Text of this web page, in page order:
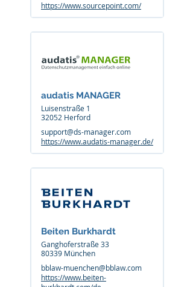
https://www.sourcepoint.com/
audatis MANAGER
Luisenstraße 1
32052 Herford
support@ds-manager.com
https://www.audatis-manager.de/
Beiten Burkhardt
Ganghoferstraße 33
80339 München
bblaw-muenchen@bblaw.com
https://www.beiten-